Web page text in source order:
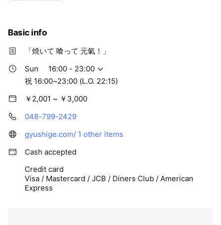
Basic info
「焼いて 喰って 元氣！」
Sun
16:00 - 23:00
祝 16:00~23:00 (L.O. 22:15)
￥2,001 ~ ￥3,000
048-799-2429
gyushige.com/ 1 other items
Cash accepted
Credit card
Visa / Mastercard / JCB / Diners Club / American
Express